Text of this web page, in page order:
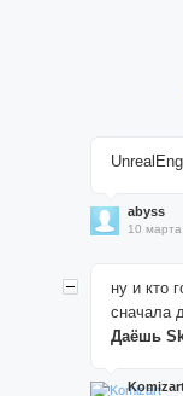
abyss
10
ну и кто
сначала
Даёшь